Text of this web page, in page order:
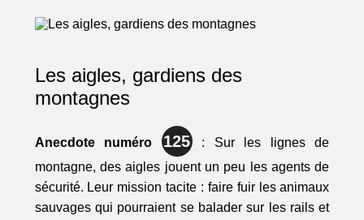
Les aigles, gardiens des
montagnes
Anecdote numéro 125: Sur les lignes de
montagne, des aigles jouent un peu les agents de
sécurité. Leur mission tacite : faire fuir les animaux
sauvages qui pourraient se balader sur les rails et